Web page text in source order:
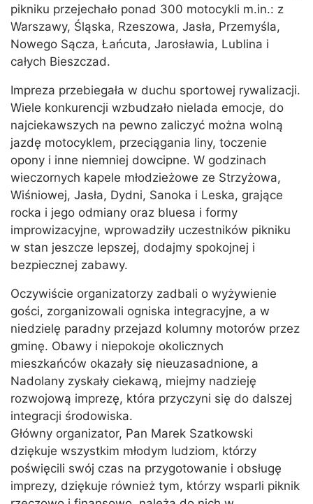
pikniku przejechało ponad 300 motocykli m.in.: z
Warszawy, Śląska, Rzeszowa, Jasła, Przemyśla,
Nowego Sącza, Łańcuta, Jarosławia, Lublina i
całych Bieszczad.
Impreza przebiegała w duchu sportowej rywalizacji.
Wiele konkurencji wzbudzało nielada emocje, do
najciekawszych na pewno zaliczyć można wolną
jazdę motocyklem, przeciągania liny, toczenie
opony i inne niemniej dowcipne. W godzinach
wieczornych kapele młodzieżowe ze Strzyżowa,
Wiśniowej, Jasła, Dydni, Sanoka i Leska, grające
rocka i jego odmiany oraz bluesa i formy
improwizacyjne, wprowadziły uczestników pikniku
w stan jeszcze lepszej, dodajmy spokojnej i
bezpiecznej zabawy.
Oczywiście organizatorzy zadbali o wyżywienie
gości, zorganizowali ogniska integracyjne, a w
niedzielę paradny przejazd kolumny motorów przez
gminę. Obawy i niepokoje okolicznych
mieszkańców okazały się nieuzasadnione, a
Nadolany zyskały ciekawą, miejmy nadzieję
rozwojową imprezę, która przyczyni się do dalszej
integracji środowiska.
Główny organizator, Pan Marek Szatkowski
dziękuje wszystkim młodym ludziom, którzy
poświęcili swój czas na przygotowanie i obsługę
imprezy, dziękuje również tym, którzy wsparli piknik